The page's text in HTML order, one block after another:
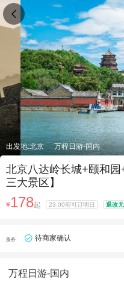
出发地:北京 万程日游-国内
北京八达岭长城+颐和
三大景区】
¥178起 23:00前可订明日 退改
服务 待商家确认
万程日游-国内
